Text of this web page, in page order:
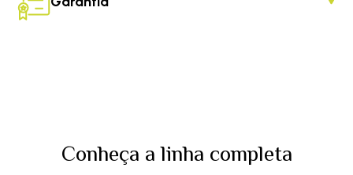
Conheça a linha completa